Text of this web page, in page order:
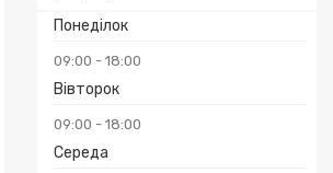
Понеділок
09:00 18:00
Вівторок
09:00 18:00
Середа